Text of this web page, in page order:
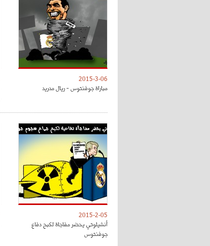
2015-3-06
مباراة جوفنتوس - ريال مدريد
2015-2-05
أنشيلوتي يحضر مفاجاة لكبح دفاع
جوفنتوس